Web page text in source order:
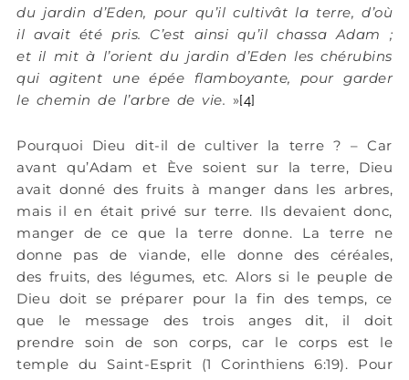
du jardin d’Eden, pour qu’il cultivât la terre, d’où
il avait été pris. C’est ainsi qu’il chassa Adam ;
et il mit à l’orient du jardin d’Eden les chérubins
qui agitent une épée flamboyante, pour garder
le chemin de l’arbre de vie. »[4]
Pourquoi Dieu dit-il de cultiver la terre ? – Car
avant qu’Adam et Ève soient sur la terre, Dieu
avait donné des fruits à manger dans les arbres,
mais il en était privé sur terre. Ils devaient donc,
manger de ce que la terre donne. La terre ne
donne pas de viande, elle donne des céréales,
des fruits, des légumes, etc. Alors si le peuple de
Dieu doit se préparer pour la fin des temps, ce
que le message des trois anges dit, il doit
prendre soin de son corps, car le corps est le
temple du Saint-Esprit (1 Corinthiens 6:19). Pour